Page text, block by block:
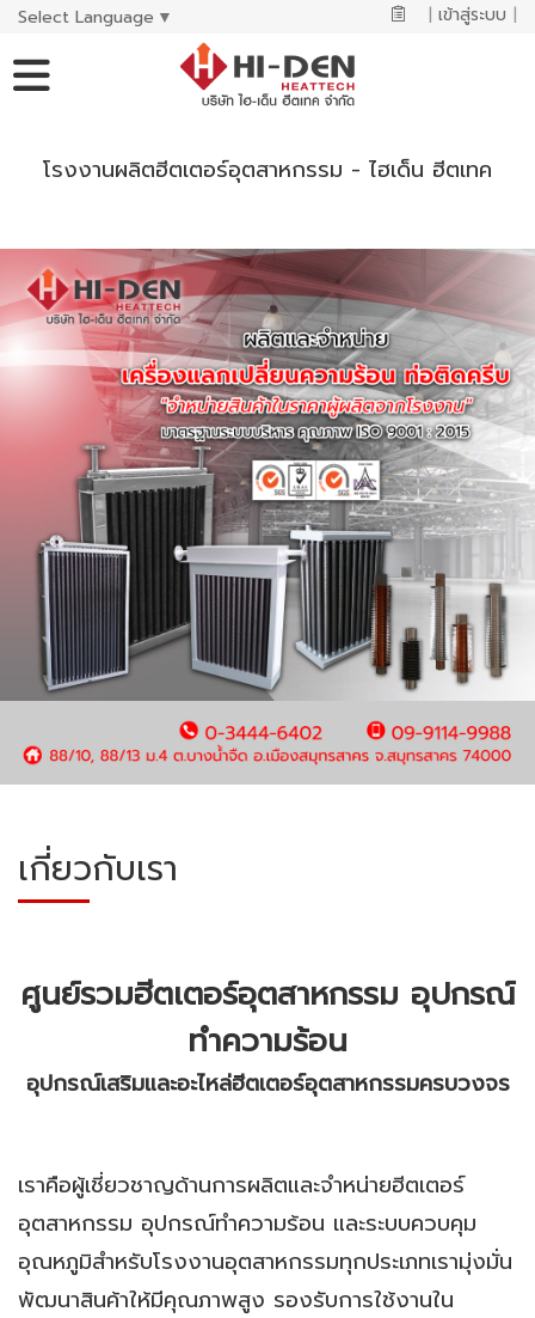
Select Language ▼ | เข้าสู่ระบบ |
โรงงานผลิตฮีตเตอร์อุตสาหกรรม - ไฮเด็น ฮีตเทค
เกี่ยวกับเรา
ศูนย์รวมฮีตเตอร์อุตสาหกรรม อุปกรณ์
ทำความร้อน
อุปกรณ์เสริมและอะไหล่ฮีตเตอร์อุตสาหกรรมครบวงจร
เราคือผู้เชี่ยวชาญด้านการผลิตและจำหน่ายฮีตเตอร์
อุตสาหกรรม อุปกรณ์ทำความร้อน และระบบควบคุม
อุณหภูมิสำหรับโรงงานอุตสาหกรรมทุกประเภทเรามุ่งมั่น
พัฒนาสินค้าให้มีคุณภาพสูง รองรับการใช้งานใน